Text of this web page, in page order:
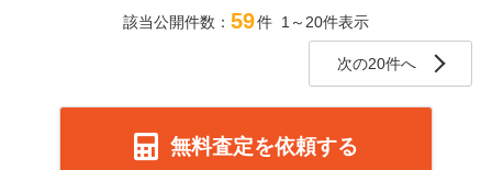
該当公開件数： 59件 1～20件表示
次の20件へ
無料査定を依頼する